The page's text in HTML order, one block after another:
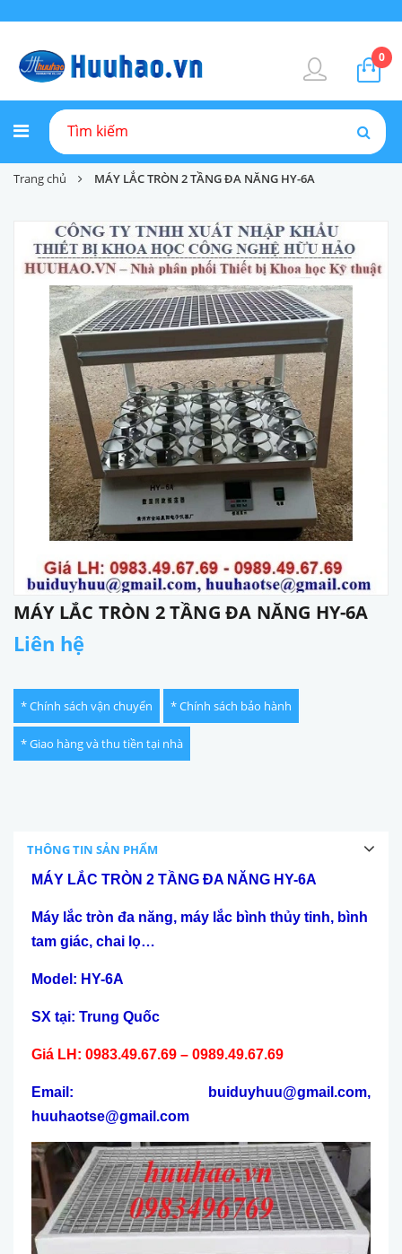
0
Trang chủ MÁY LẮC TRÒN 2 TẦNG ĐA NĂNG HY-6A
MÁY LẮC TRÒN 2 TẦNG ĐA NĂNG HY-6A
Liên hệ
* Chính sách vận chuyển * Chính sách bảo hành
* Giao hàng và thu tiền tại nhà
THÔNG TIN SẢN PHẨM
MÁY LẮC TRÒN 2 TẦNG ĐA NĂNG HY-6A
Máy lắc tròn đa năng, máy lắc bình thủy tinh, bình
tam giác, chai lọ…
Model: HY-6A
SX tại: Trung Quốc
Giá LH: 0983.49.67.69 – 0989.49.67.69
Email: buiduyhuu@gmail.com,
huuhaotse@gmail.com